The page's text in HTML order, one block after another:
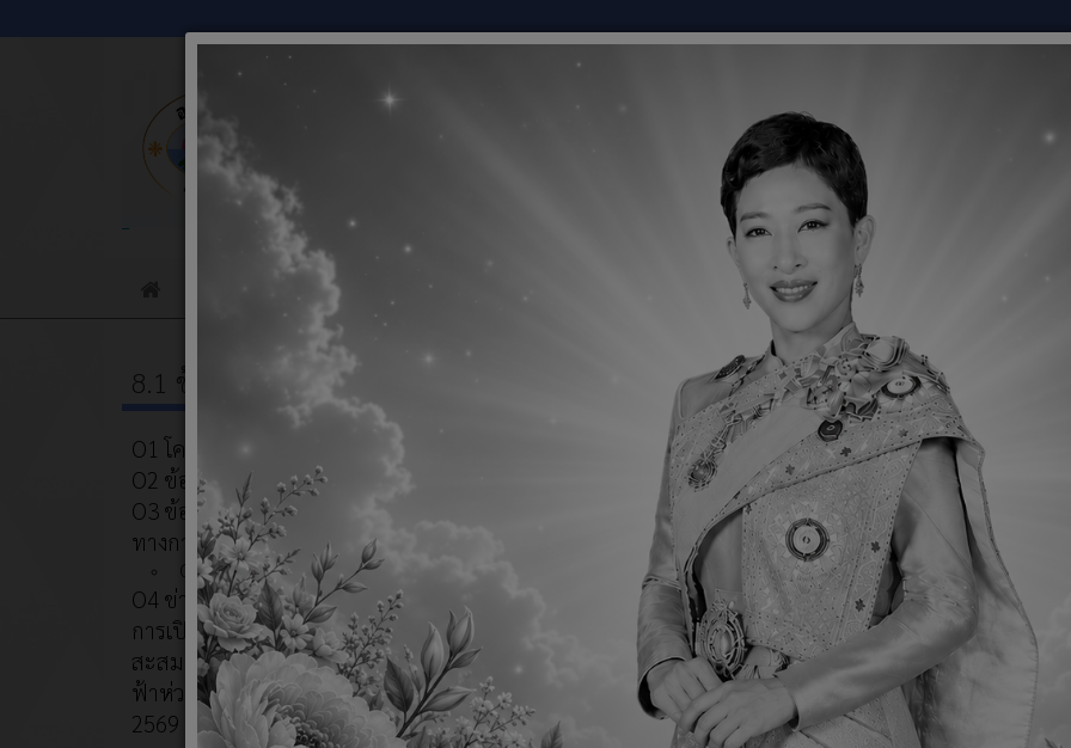
ข่าวประชาสัมพันธ์ ประกาศผู้ชนะจัดซื้อจัดจ้าง ร้องเรียนทุจริต ติดต่อเรา
8.1 ข้อมูลพื้นฐาน
O1 โครงสร้างองค์กร
O2 ข้อมูลผู้บริหาร
O3 ข้อมูลการติดต่อและช่อง
ทางการสอบถาม
Q&A
O4 ข่าวประชาสัมพันธ์
การเปิดเผยข้อมูลการใช้จ่ายเงิน
สะสม องค์การบริหารส่วนตำบล
ฟ้าห่วน ประจำปีงบประมาณ
2569